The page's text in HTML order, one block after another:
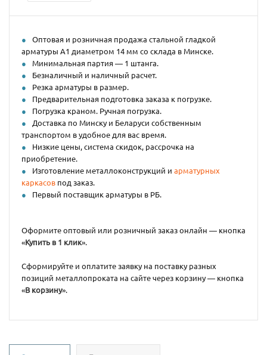
Оптовая и розничная продажа стальной гладкой
арматуры А1 диаметром 14 мм со склада в Минске.
Минимальная партия — 1 штанга.
Безналичный и наличный расчет.
Резка арматуры в размер.
Предварительная подготовка заказа к погрузке.
Погрузка краном. Ручная погрузка.
Доставка по Минску и Беларуси собственным
транспортом в удобное для вас время.
Низкие цены, система скидок, рассрочка на
приобретение.
Изготовление металлоконструкций и арматурных
каркасов под заказ.
Первый поставщик арматуры в РБ.
Оформите оптовый или розничный заказ онлайн — кнопка
«Купить в 1 клик».
Сформируйте и оплатите заявку на поставку разных
позиций металлопроката на сайте через корзину — кнопка
«В корзину».